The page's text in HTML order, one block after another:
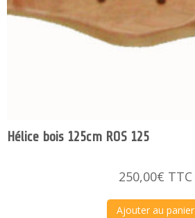
Hélice bois 125cm ROS 125
250,00€ TTC
Ajouter au panier